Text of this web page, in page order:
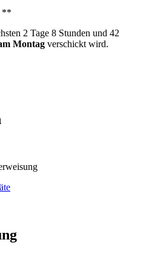
**
2 Tage 8 Stunden und 42
Montag verschickt wird.